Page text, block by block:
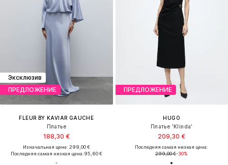
Эксклюзив
ПРЕДЛОЖЕНИЕ
FLEUR BY KAVIAR GAUCHE
Платье
188,30 €
Изначальная цена: 299,00 €
Последняя самая низкая цена:95,60 €
ПРЕДЛОЖЕНИЕ
HUGO
Платье 'Klinda'
209,30 €
Последняя самая низкая цена:
299,00 €-30%